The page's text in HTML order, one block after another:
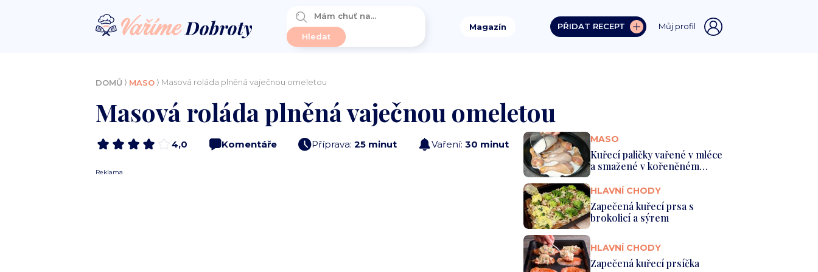
Magazín PŘIDAT RECEPT Můj profil
DOMŮ ⟩ MASO⟩ Masová roláda plněná vaječnou omeletou
Masová roláda plněná vaječnou omeletou
4,0 Komentáře Příprava: 25 minut Vaření: 30 minut
Reklama
MASO
Kuřecí paličky vařené v mléce
a smažené v kořeněném
tro...
HLAVNÍ CHODY
Zapečená kuřecí prsa s
brokolicí a sýrem
HLAVNÍ CHODY
Zapečená kuřecí prsíčka